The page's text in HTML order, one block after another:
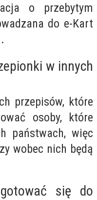
o przebytym
do e-Kart
w innych
przepisów, które
osoby, które
państwach, więc
wobec nich będą
się do